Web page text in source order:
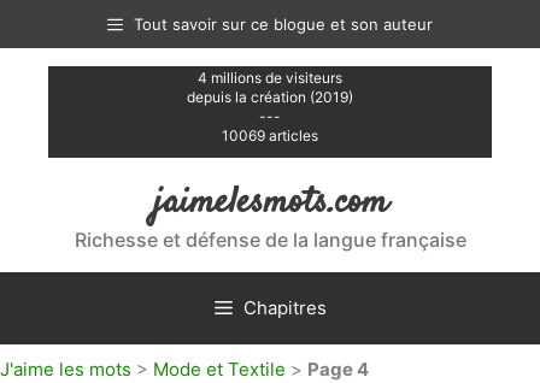
contenu
Tout savoir sur ce blogue et son auteur
4 millions de visiteurs
depuis la création (2019)
---
10069 articles
jaimelesmots.com
Richesse et défense de la langue française
Chapitres
J'aime les mots > Mode et Textile > Page 4